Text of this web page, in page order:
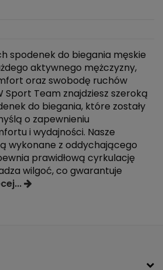
spodenek do biegania męskie
aktywnego mężczyzny,
oraz swobodę ruchów
Sport Team znajdziesz szeroką
do biegania, które zostały
o zapewnieniu
i wydajności. Nasze
wykonane z oddychającego
prawidłową cyrkulację
wilgoć, co gwarantuje